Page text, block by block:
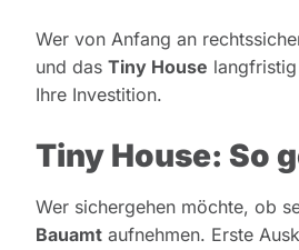
Wer von Anfang an
und das Tiny House
Ihre Investition.
Tiny House: So
Wer sichergehen möchte, ob
Bauamt aufnehmen. Erste